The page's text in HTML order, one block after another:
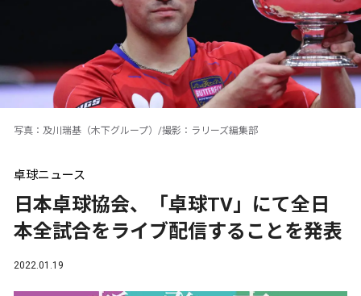
写真：及川瑞基（木下グループ）/撮影：ラリーズ編集部
卓球ニュース
日本卓球協会、「卓球TV」にて全日
本全試合をライブ配信することを発表
2022.01.19